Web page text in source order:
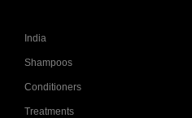
India
Shampoos
Conditioners
Treatments